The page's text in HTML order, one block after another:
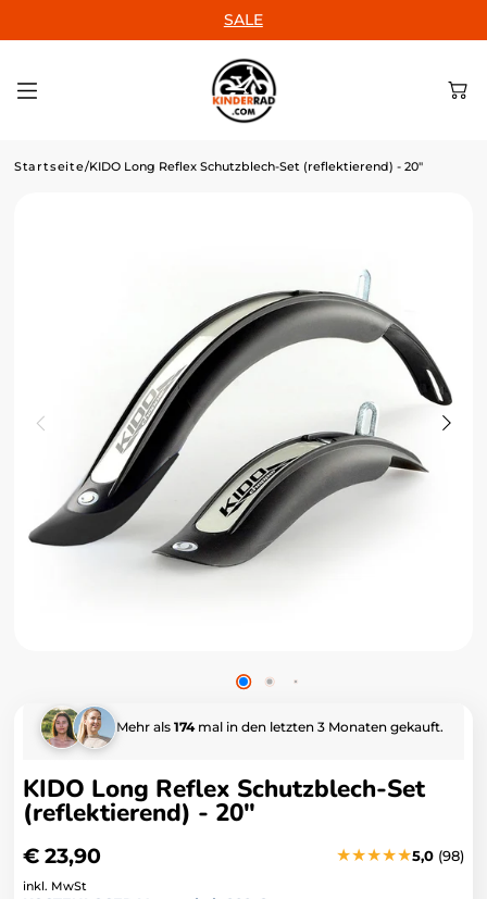
SALE
Kinderfahrräder.
Kinderräder
Perfekt für die
Abenteuer auf
zwei Rädern.
Junior-
Bikes
Alles, was das
Radfahren sicher
und komfortabel
Sales & B-
Ware
Startseite/KIDO Long Reflex Schutzblech-Set (reflektierend) - 20"
Mehr als174 mal in den letzten 3 Monaten gekauft.
KIDO Long Reflex Schutzblech-Set
(reflektierend) - 20"
Regulärer
Preis
€ 23,90
inkl. MwSt
★★★★★5,0 (98)